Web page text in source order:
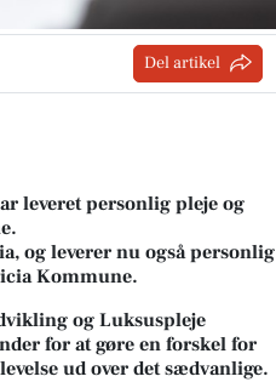
Del artikel
leveret personlig pleje og
og leverer nu også personlig
Kommune.
og Luksuspleje
for at gøre en forskel for
ud over det sædvanlige.